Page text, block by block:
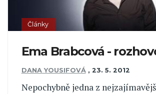
Články
Ema Brabcová -
DANA YOUSIFOVÁ , 23. 5. 2012
Nepochybně jedna z